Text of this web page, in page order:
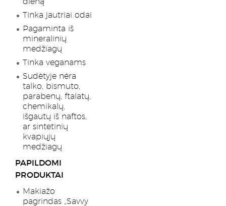
Tinka jautriai odai
Pagaminta iš
mineralinių
medžiagų
Tinka veganams
Sudėtyje nėra
talko, bismuto,
parabenų, ftalatų,
chemikalų,
išgautų iš naftos,
ar sintetinių
kvapiųjų
medžiagų
PAPILDOMI
PRODUKTAI
Makiažo
pagrindas „Savvy